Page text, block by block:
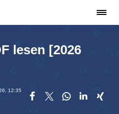
lesen [2026
12:35
    